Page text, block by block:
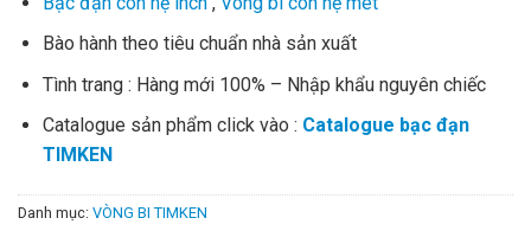
Bào hành theo tiêu chuẩn nhà sản xuất
Tình trang : Hàng mới 100% – Nhập khẩu nguyên chiếc
Catalogue sản phẩm click vào : Catalogue bạc đạn
TIMKEN
Danh mục: VÒNG BI TIMKEN